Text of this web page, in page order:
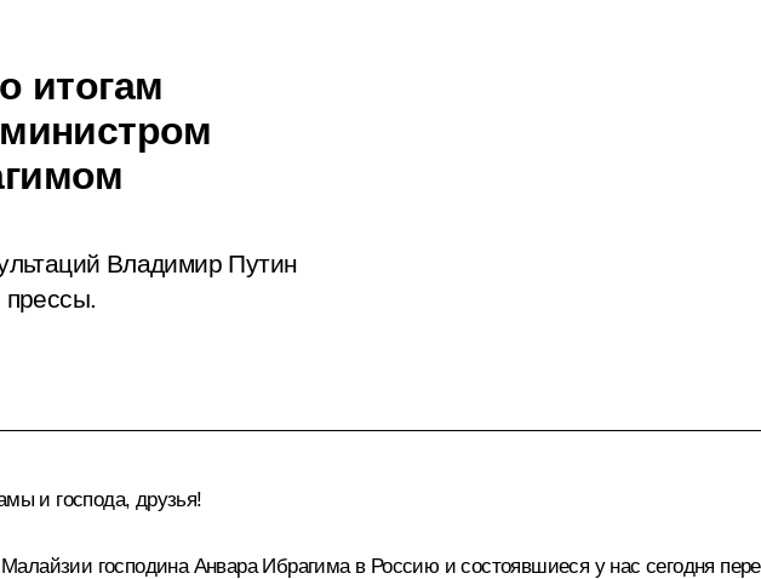
итогам
Владимир Путин
и господа, друзья!
господина Анвара Ибрагима в Россию и состоявшиеся у нас сегодня